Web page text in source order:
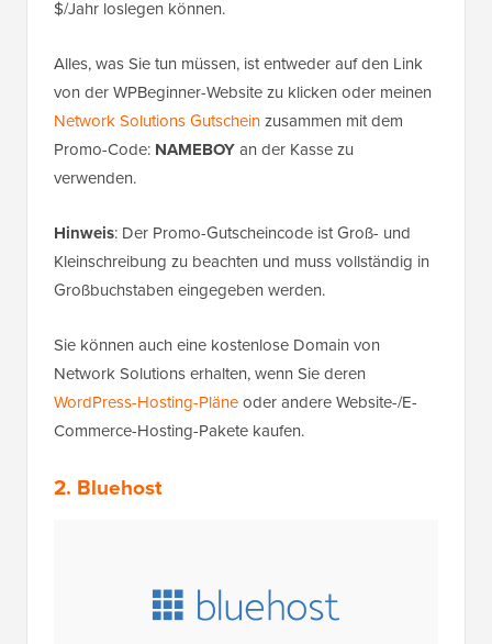
$/Jahr loslegen können.
Alles, was Sie tun müssen, ist entweder auf den Link
von der WPBeginner-Website zu klicken oder meinen
Network Solutions Gutscheinzusammen mit dem
Promo-Code: NAMEBOYan der Kasse zu
verwenden.
Hinweis: Der Promo-Gutscheincode ist Groß- und
Kleinschreibung zu beachten und muss vollständig in
Großbuchstaben eingegeben werden.
Sie können auch eine kostenlose Domain von
Network Solutions erhalten, wenn Sie deren
WordPress-Hosting-Pläneoder andere Website-/E-
Commerce-Hosting-Pakete kaufen.
2. Bluehost